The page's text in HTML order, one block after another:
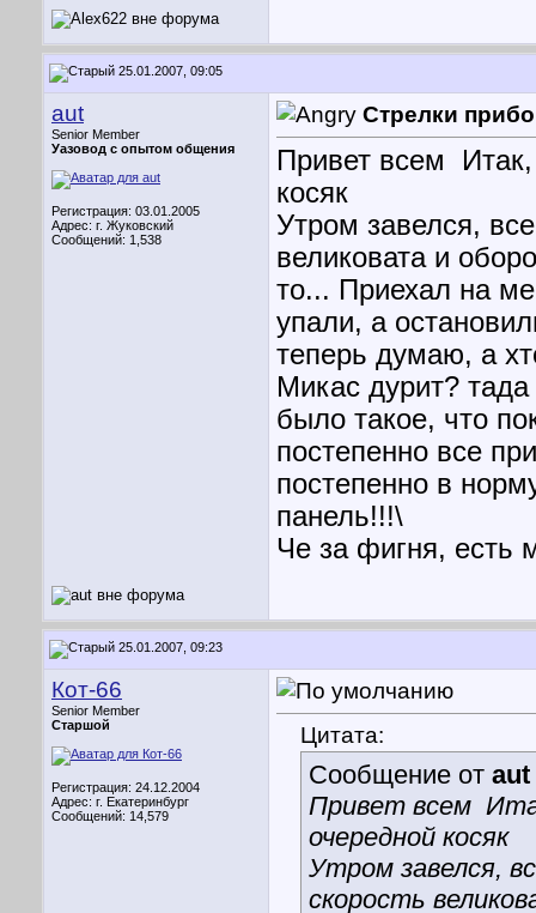
25.01.2007, 09:05
aut
Senior Member
Уазовод с опытом общения
Регистрация: 03.01.2005
Адрес: г. Жуковский
Сообщений: 1,538
Стрелки
Привет всем
косяк
Утром завелся,
великовата и
то... Приехал на
упали, а
теперь думаю, а
Микас дурит?
было такое, что
постепенно все
постепенно в
панель!!!\
Че за фигня, есть
25.01.2007, 09:23
Кот-66
Senior Member
Старшой
Регистрация: 24.12.2004
Адрес: г. Екатеринбург
Сообщений: 14,579
Цитата:
Сообщение от aut
Привет всем
очередной косяк
Утром завелся,
скорость